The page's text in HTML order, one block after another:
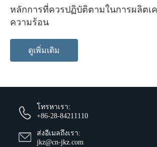
หลักการที่ควรปฏิบัติตามในการผลิตเ
ความร้อน
ดูเพิ่มเติม
โทรหาเรา:
+86-28-84211110
ส่งอีเมลถึงเรา:
jkz@cn-jkz.com